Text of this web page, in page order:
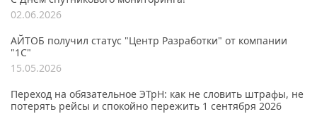
02.06.2026
АЙТОБ получил статус "Центр Разработки" от компании
"1С"
15.05.2026
Переход на обязательное ЭТрН: как не словить штрафы, не
потерять рейсы и спокойно пережить 1 сентября 2026